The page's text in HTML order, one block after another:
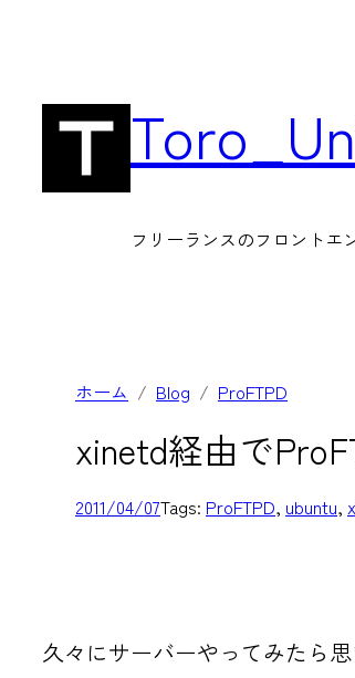
フリーランスのフロントエ
ホーム Blog ProFTPD
xinetd経由で
2011/04/07Tags: ProFTPD, ubuntu,
久々にサーバーやってみたら